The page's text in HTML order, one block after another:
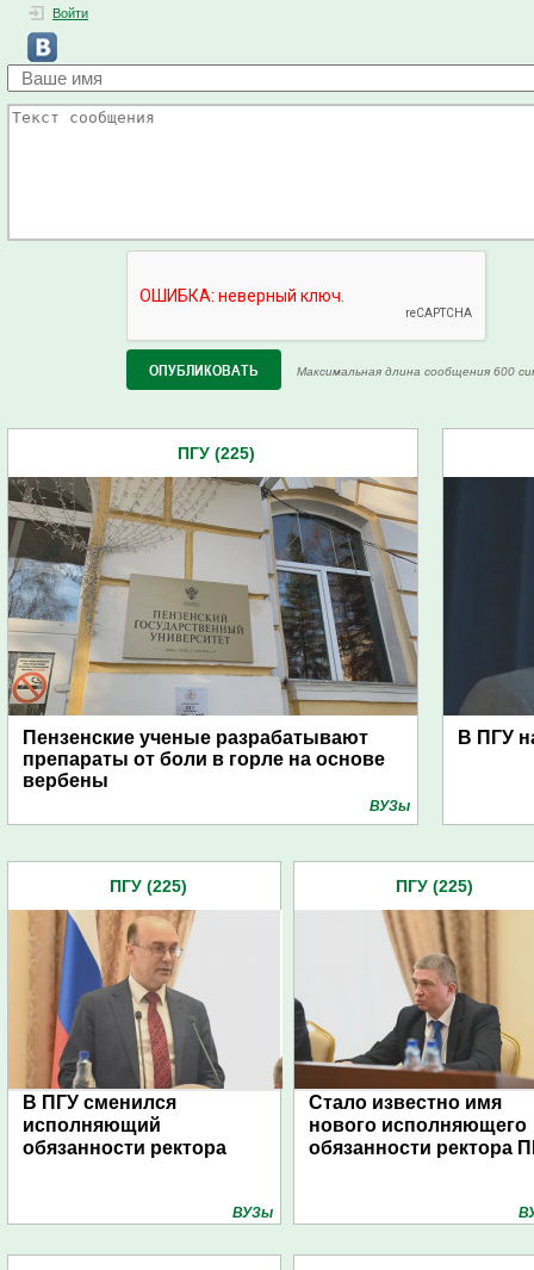
Войти
Максимальная длина сообщения 600
ПГУ (225)
Пензенские ученые разрабатывают
препараты от боли в горле на основе
вербены
ВУЗы
В ПГУ
ПГУ (225)
В ПГУ сменился
исполняющий
обязанности ректора
ВУЗы
ПГУ (225)
Стало известно имя
нового исполняющего
обязанности ректора